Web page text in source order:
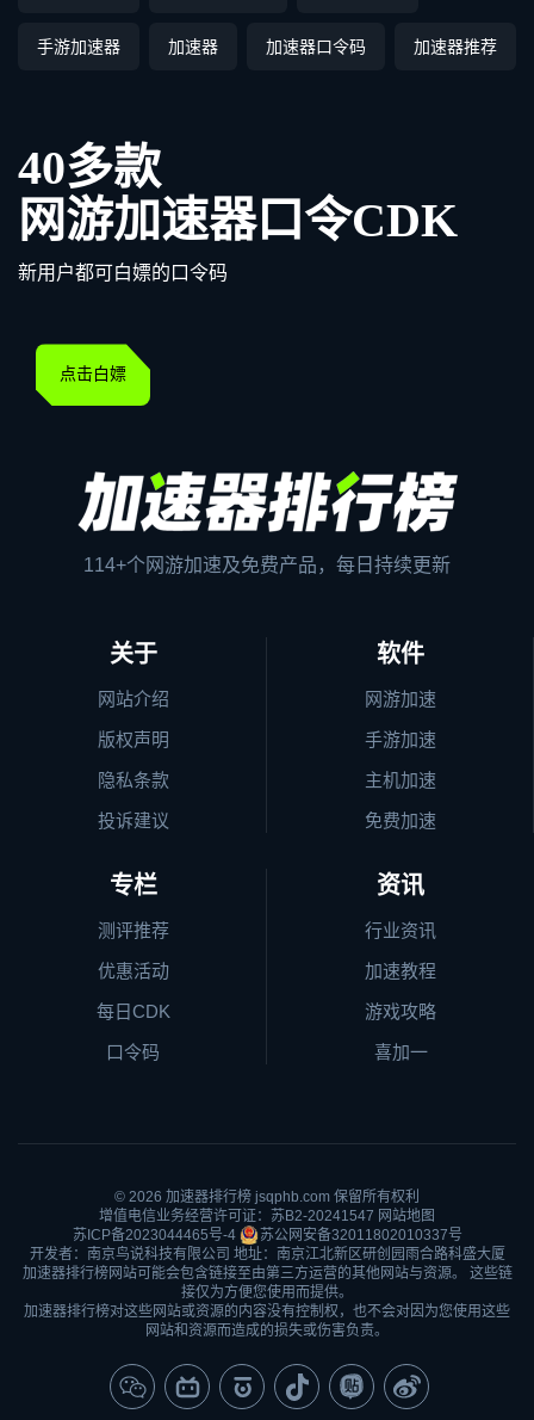
手游加速器 加速器 加速器口令码 加速器推荐
40多款
网游加速器口令CDK
新用户都可白嫖的口令码
点击白嫖
114+个网游加速及免费产品，每日持续更新
关于
网站介绍
版权声明
隐私条款
投诉建议
软件
网游加速
手游加速
主机加速
免费加速
专栏
测评推荐
优惠活动
每日CDK
口令码
资讯
行业资讯
加速教程
游戏攻略
喜加一
© 2026 加速器排行榜 jsqphb.com 保留所有权利
增值电信业务经营许可证：苏B2-20241547 网站地图
苏ICP备2023044465号-4
苏公网安备32011802010337号
开发者：南京鸟说科技有限公司 地址：南京江北新区研创园雨合路科盛大厦
加速器排行榜网站可能会包含链接至由第三方运营的其他网站与资源。 这些链
接仅为方便您使用而提供。
加速器排行榜对这些网站或资源的内容没有控制权，也不会对因为您使用这些
网站和资源而造成的损失或伤害负责。